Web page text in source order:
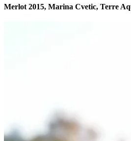
Merlot 2015, Marina Cvetic, Terre